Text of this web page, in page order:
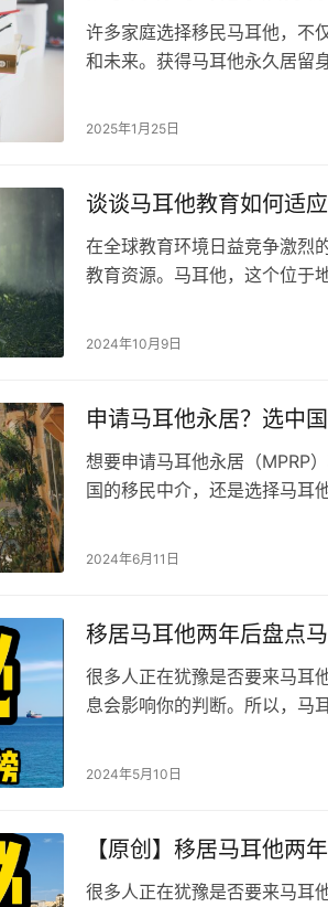
许多家庭选择移民马耳他，不
和未来。获得马耳他永久居留
受相应的教育福利？本文将围
2025年1月25日
谈谈马耳他教育如何适
在全球教育环境日益竞争激烈
教育资源。马耳他，这个位于
方语言为英语的国家之一，马
2024年10月9日
申请马耳他永居？选中
想要申请马耳他永居（MPRP
国的移民中介，还是选择马耳
种选择的利弊，为你的决策
2024年6月11日
移居马耳他两年后盘点
很多人正在犹豫是否要来马耳
息会影响你的判断。所以，马
和盘点马耳他的9大优点。 如
2024年5月10日
【原创】移居马耳他两
很多人正在犹豫是否要来马耳